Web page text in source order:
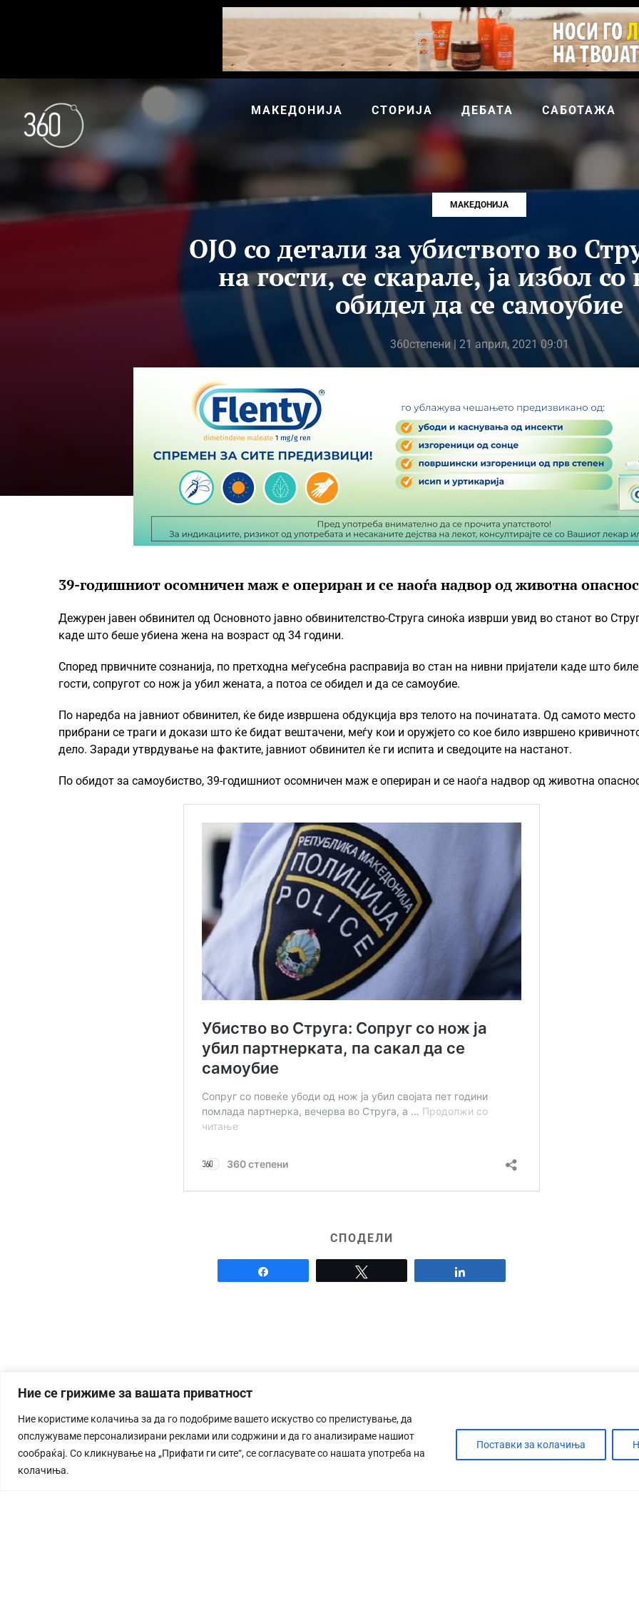
Ние се грижиме за вашата приватност
Ние користиме колачиња за да го подобриме вашето искуство со прелистување, да
опслужуваме персонализирани реклами или содржини и да го анализираме нашиот
сообраќај. Со кликнување на „Прифати ги сите“, се согласувате со нашата употреба на
колачиња.
Поставки за колачиња
МАКЕДОНИЈА СТОРИЈА ДЕБАТА САБОТАЖА
МАКЕДОНИЈА
ОЈО со детали за убиството во
на гости, се скарале, ја избол
обидел да се самоубие
360степени| 21 април, 2021 09:01
39-годишниот осомничен маж е опериран и се наоѓа надвор од животна
Дежурен јавен обвинител од Основното јавно обвинителство-Струга синоќа изврши увид во станот во
каде што беше убиена жена на возраст од 34 години.
Според првичните сознанија, по претходна меѓусебна расправија во стан на нивни пријатели каде што
гости, сопругот со нож ја убил жената, а потоа се обидел и да се самоубие.
По наредба на јавниот обвинител, ќе биде извршена обдукција врз телото на починатата. Од самото место
прибрани се траги и докази што ќе бидат вештачени, меѓу кои и оружјето со кое било извршено
дело. Заради утврдување на фактите, јавниот обвинител ќе ги испита и сведоците на настанот.
По обидот за самоубиство, 39-годишниот осомничен маж е опериран и се наоѓа надвор од животна
СПОДЕЛИ